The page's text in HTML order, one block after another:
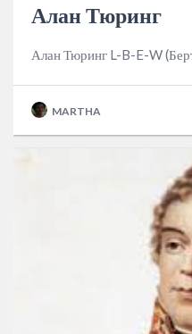
Алан Тюринг
Алан Тюринг L-B-E-W
MARTHA